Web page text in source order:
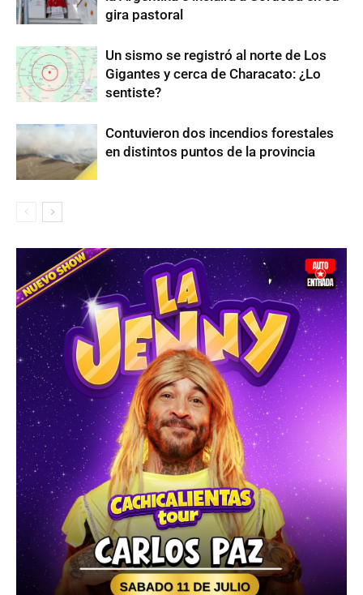
gira pastoral
Un sismo se registró al norte de Los
Gigantes y cerca de Characato: ¿Lo
sentiste?
Contuvieron dos incendios forestales
en distintos puntos de la provincia